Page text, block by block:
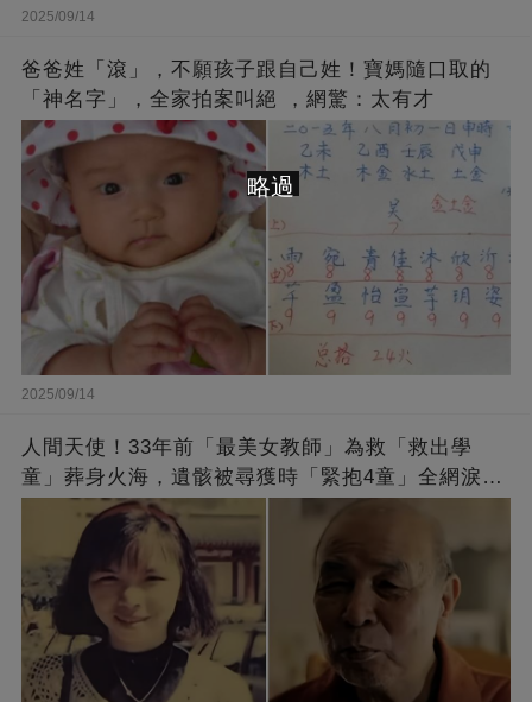
2025/09/14
爸爸姓「滾」，不願孩子跟自己姓！寶媽隨口取的
「神名字」，全家拍案叫絕 ，網驚：太有才
2025/09/14
人間天使！33年前「最美女教師」為救「救出學
童」葬身火海，遺骸被尋獲時「緊抱4童」全網淚
崩：真正的英雄不該被遺忘
略過